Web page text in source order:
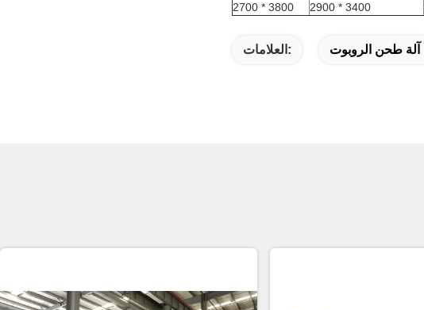
3400 * 2900
3800 * 2700
العلامات: آلة طحن الروبوت